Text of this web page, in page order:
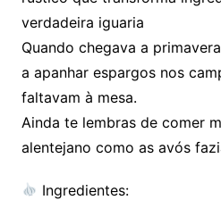
verdadeira iguaria
Quando chegava a
a apanhar espargos nos
faltavam à mesa.
Ainda te lembras de comer
alentejano como as avós
Ingredientes: